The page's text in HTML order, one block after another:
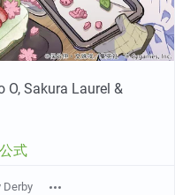
O, Sakura Laurel &
式
Derby